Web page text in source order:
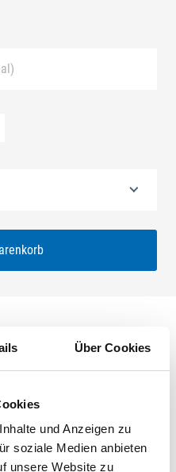
Über Cookies
und Anzeigen zu
soziale Medien anbieten
unsere Website zu
Nutlage 9mm Maß X=18